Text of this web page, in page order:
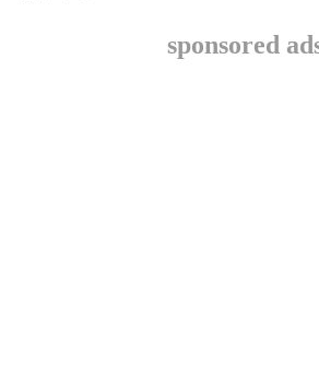
sponsored